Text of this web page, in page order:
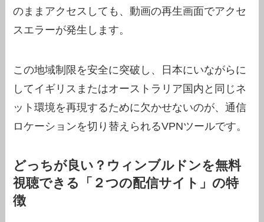
のままアクセスしても、動画の再生画面でアクセ
スエラーが発生します。
この地域制限を安全に突破し、日本にいながらに
してイギリスまたはオーストラリア国内と同じネ
ット環境を再現するために欠かせないのが、通信
ロケーションを切り替えられるVPNツールです。
どっちが良い？ウィンブルドンを無料
視聴できる「２つの配信サイト」の特
徴